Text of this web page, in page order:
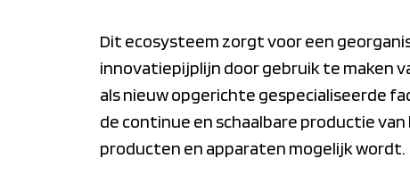
Dit ecosysteem zorgt voor een
innovatiepijplijn door gebruik te maken
als nieuw opgerichte gespecialiseerde
de continue en schaalbare productie
producten en apparaten mogelijk wordt.